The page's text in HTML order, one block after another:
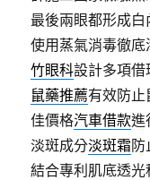
最後兩眼都形成
使用蒸氣消毒徹
竹眼科設計多項
鼠藥推薦有效防
佳價格汽車借款進
淡斑成分淡斑霜
結合專利肌底透光